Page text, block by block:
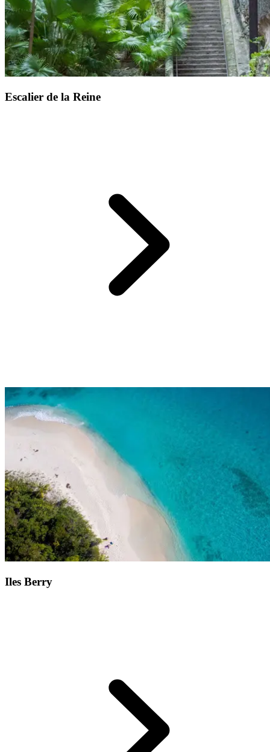
Escalier de la Reine
A 45 minutes de Columbus Isle,
Escalier de la Reine.
C’est l’attraction la plus populaire de Nassau que vous découvrez
lors de votre séjour tout compris aux Bahamas. Ses 65 marches
représentent les 65 années de règne de la reine Victoria. Accessible
en 45min depuis votre resort Club Med Columbus Isle, ce
monument historique fait de roche et de solennel est un symbole
avant tout : la reine Victoria fût actrice majeure de l’abolition de
l’esclavage aux Bahamas.
Adresse :
Elisabeth Ave, Nassau, Bahamas
Iles Berry